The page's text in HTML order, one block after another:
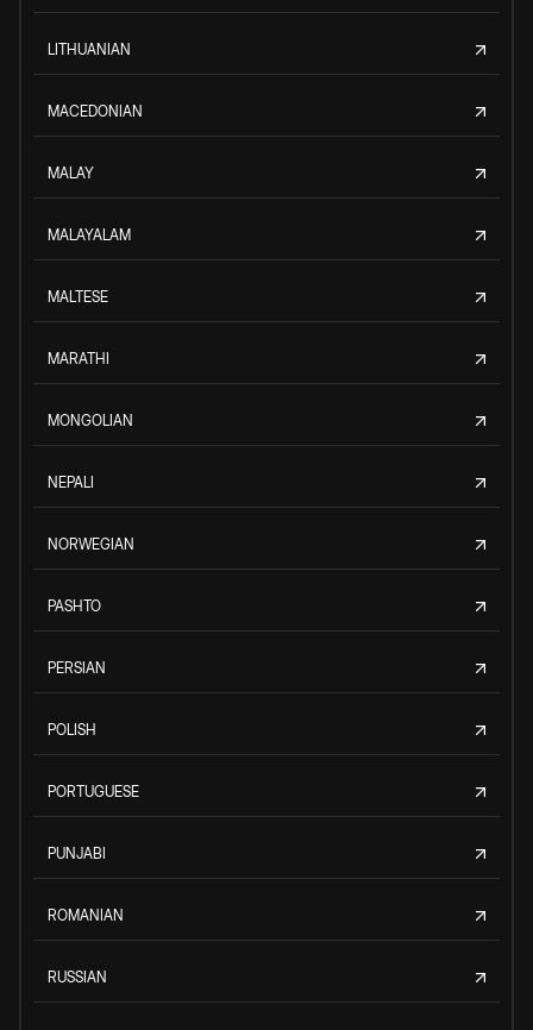
LITHUANIAN
MACEDONIAN
MALAY
MALAYALAM
MALTESE
MARATHI
MONGOLIAN
NEPALI
NORWEGIAN
PASHTO
PERSIAN
POLISH
PORTUGUESE
PUNJABI
ROMANIAN
RUSSIAN